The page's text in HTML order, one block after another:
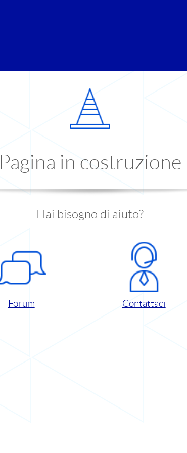
Pagina in costruzione
Hai bisogno di aiuto?
Forum Contattaci